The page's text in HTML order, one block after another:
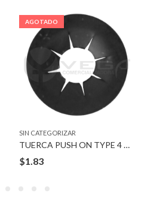
AGOTADO
SIN CATEGORIZAR
TUERCA PUSH ON TYPE 4 MM STUD
$1.83